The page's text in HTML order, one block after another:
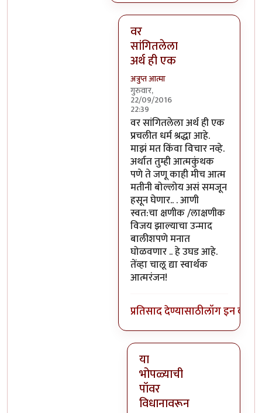
वर
सांगितलेला
अर्थ ही एक
अत्रुप्त आत्मा
गुरुवार,
22/09/2016
22:39
In reply toआजच्या भाषेत सांगायचं
वर सांगितलेला अर्थ ही एक
प्रचलीत धर्म श्रद्धा आहे.
माझं मत किंवा विचार नव्हे.
अर्थात तुम्ही आत्मकुंथक
पणे ते जणू काही मीच आत्म
मतीनी बोल्लोय असं समजून
हसून घेणार.. . आणी
स्वत:चा क्षणीक /लाक्षणीक
विजय झाल्याचा उन्माद
बालीशपणे मनात
घोळवणार .. हे उघड आहे.
तेंव्हा चालू द्या स्वार्थक
आत्मरंजन!
प्रतिसाद देण्यासाठीलॉग इन करा
या
भोपळ्याची
पॉवर
विधानावरून